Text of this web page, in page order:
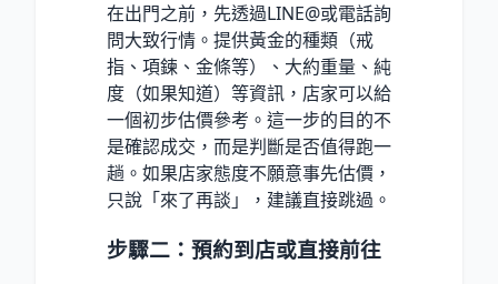
在出門之前，先透過LINE@或電話詢
問大致行情。提供黃金的種類（戒
指、項鍊、金條等）、大約重量、純
度（如果知道）等資訊，店家可以給
一個初步估價參考。這一步的目的不
是確認成交，而是判斷是否值得跑一
趟。如果店家態度不願意事先估價，
只說「來了再談」，建議直接跳過。
步驟二：預約到店或直接前往